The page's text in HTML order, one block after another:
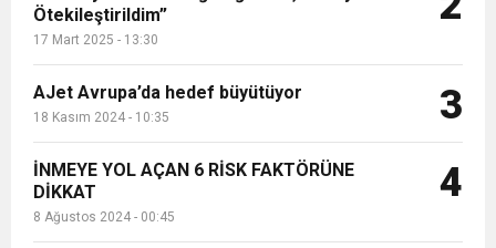
Ötekileştirildim”
17 Mart 2025 - 13:30
AJet Avrupa’da hedef büyütüyor
18 Kasım 2024 - 10:35 3
İNMEYE YOL AÇAN 6 RİSK FAKTÖRÜNE
DİKKAT
8 Ağustos 2024 - 00:45
4